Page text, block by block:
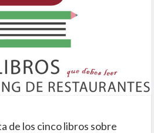
de los cinco libros sobre